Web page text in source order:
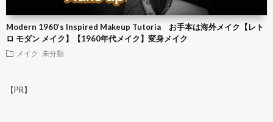
Modern 1960’s Inspired Makeup Tutoria お手本は海外メイク【レト
ロ モダン メイク】【1960年代メイク】変身メイク
メイク 未分類
【PR】